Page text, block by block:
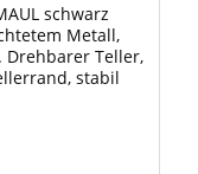
schwarz
Metall,
Drehbarer Teller,
stabil